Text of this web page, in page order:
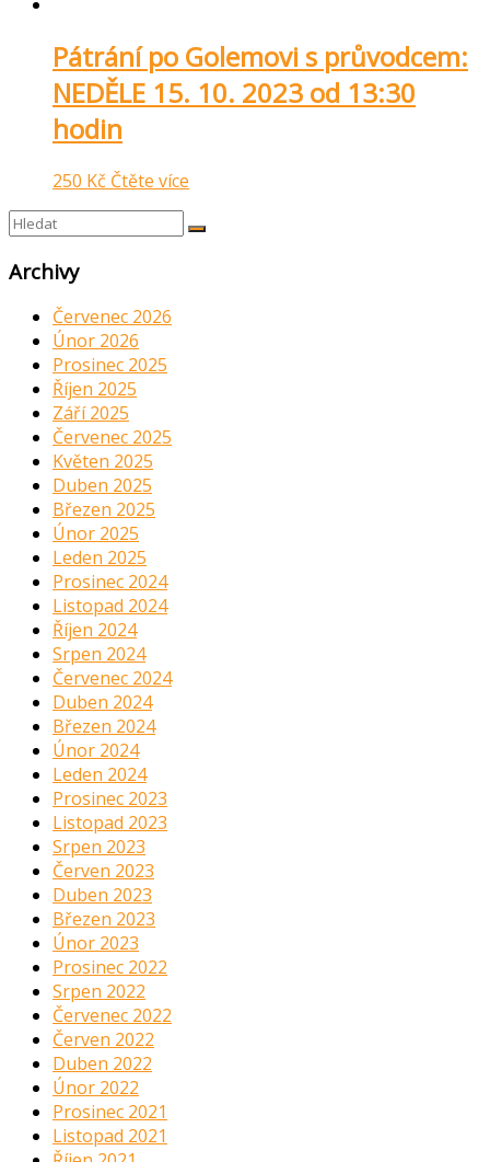
Pátrání po Golemovi s průvodcem:
NEDĚLE 15. 10. 2023 od 13:30
hodin
250 Kč Čtěte více
Archivy
Červenec 2026
Únor 2026
Prosinec 2025
Říjen 2025
Září 2025
Červenec 2025
Květen 2025
Duben 2025
Březen 2025
Únor 2025
Leden 2025
Prosinec 2024
Listopad 2024
Říjen 2024
Srpen 2024
Červenec 2024
Duben 2024
Březen 2024
Únor 2024
Leden 2024
Prosinec 2023
Listopad 2023
Srpen 2023
Červen 2023
Duben 2023
Březen 2023
Únor 2023
Prosinec 2022
Srpen 2022
Červenec 2022
Červen 2022
Duben 2022
Únor 2022
Prosinec 2021
Listopad 2021